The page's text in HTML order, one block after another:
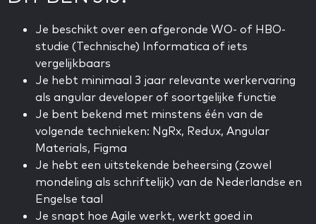
Je beschikt over een afgeronde WO- of HBO-
studie (Technische) Informatica of iets
vergelijkbaars
Je hebt minimaal 3 jaar relevante werkervaring
als angular developer of soortgelijke functie
Je bent bekend met minstens één van de
volgende technieken: NgRx, Redux, Angular
Materials, Figma
Je hebt een uitstekende beheersing (zowel
mondeling als schriftelijk) van de Nederlandse en
Engelse taal
Je snapt hoe Agile werkt, werkt goed in